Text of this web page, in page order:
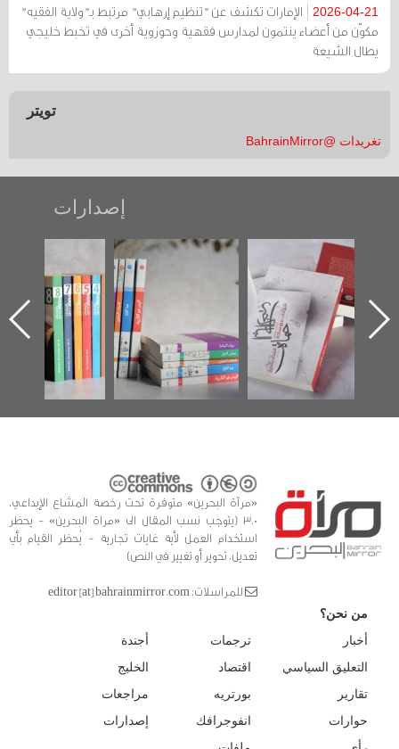
2026-04-21
الإمارات تكشف عن "تنظيم إرهابي" مرتبط بـ"ولاية الفقيه"
مكوّن من أعضاء ينتمون لمدارس فقهية وحوزوية أخرى في تخبط خليجي
يطال الشيعة
تويتر
تغريدات @BahrainMirror
إصدارات
"حماة الباب الأخير":
الإصدار الأول عن
اعتصام الدراز
وأحداث ساحة
الفداء لمركز أوال
للدراسات والتوثيق
تصنيف موضوعي
للوثائق البريطانية
يقدمه «مركز أوال»
في سلسلة من 5
كتب
تصدر حصاد
الساحات 2019
«مرآة البحرين» متوفرة تحت رخصة المشاع الإبداعي،
3.0 (يتوجب نسب المقال الى «مراة البحرين» - يحظر
استخدام العمل لأية غايات تجارية - يُحظر القيام بأي
تعديل، تحوير أو تغيير في النص)
للمراسلات: editor [at] bahrainmirror.com
من نحن؟
أخبار
التعليق السياسي
تقارير
حوارات
ترجمات
اقتصاد
بورتريه
انفوجرافك
أجندة
الخليج
مراجعات
إصدارات